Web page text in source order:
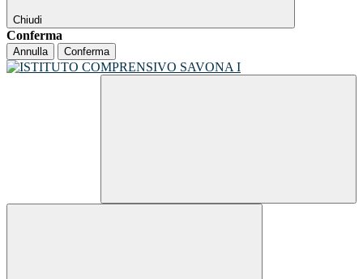
Chiudi
Conferma
Annulla Conferma